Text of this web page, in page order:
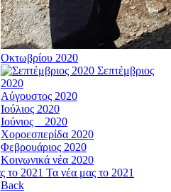
Οκτωβρίου 2020
Σεπτέμβριος
2020
Αύγουστος 2020
Ιούλιος 2020
Ιούνιος _ 2020
Χοροεσπερίδα 2020
Φεβρουάριος 2020
Κοινωνικά νέα 2020
Τα νέα μας το 2021
Back